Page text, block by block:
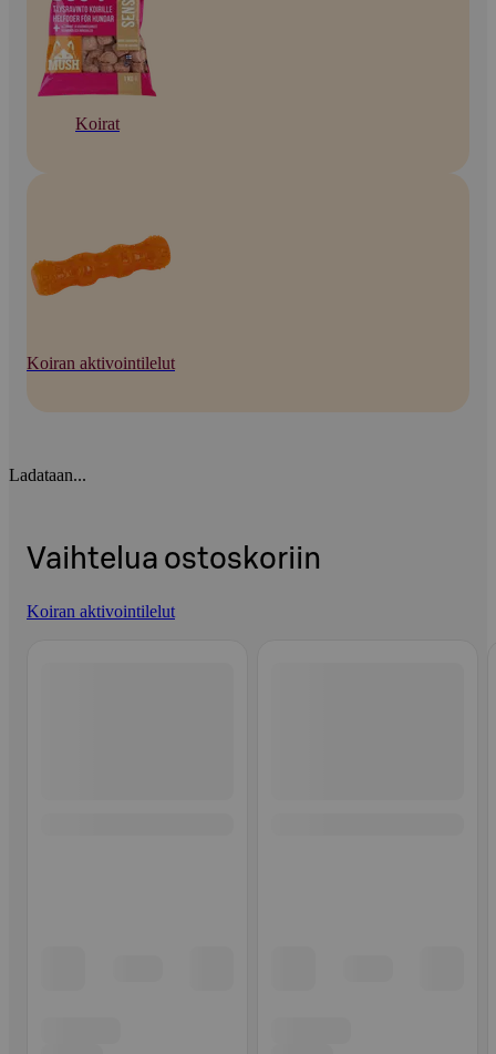
Koirat
Koiran aktivointilelut
Ladataan...
Vaihtelua ostoskoriin
Koiran aktivointilelut